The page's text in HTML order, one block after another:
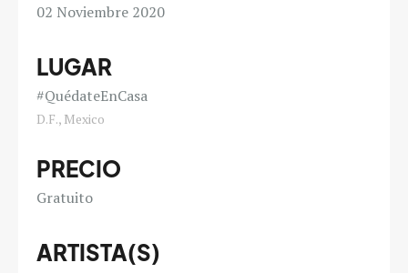
02 Noviembre 2020
LUGAR
#QuédateEnCasa
D.F., Mexico
PRECIO
Gratuito
ARTISTA(S)